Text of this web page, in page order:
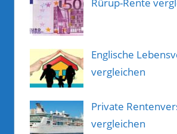
Englische
vergleichen
Private
vergleichen